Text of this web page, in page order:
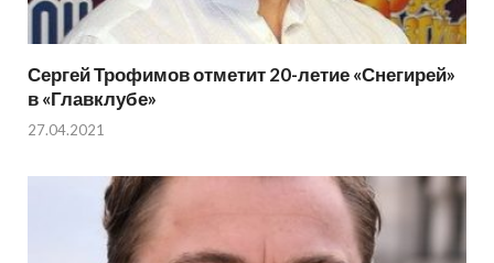
Сергей Трофимов отметит 20-летие «Снегирей»
в «Главклубе»
27.04.2021